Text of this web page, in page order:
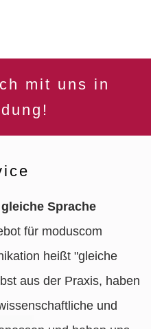
mit uns in
Sprache
für moduscom
heißt "gleiche
aus der Praxis, haben
und